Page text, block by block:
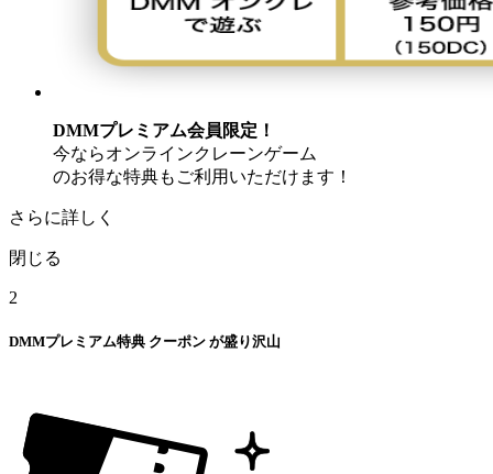
DMMプレミアム会員限定！
今ならオンラインクレーンゲーム
のお得な特典もご利用いただけます！
さらに詳しく
閉じる
2
DMMプレミアム特典 クーポン が盛り沢山